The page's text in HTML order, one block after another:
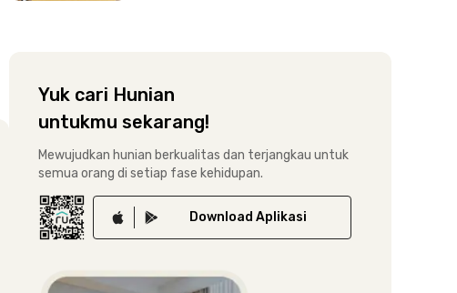
Yuk cari Hunian
untukmu sekarang!
Mewujudkan hunian berkualitas dan terjangkau untuk
semua orang di setiap fase kehidupan.
Download Aplikasi